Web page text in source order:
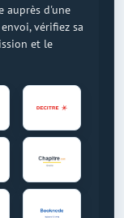
auprès d'une
vérifiez sa
et le